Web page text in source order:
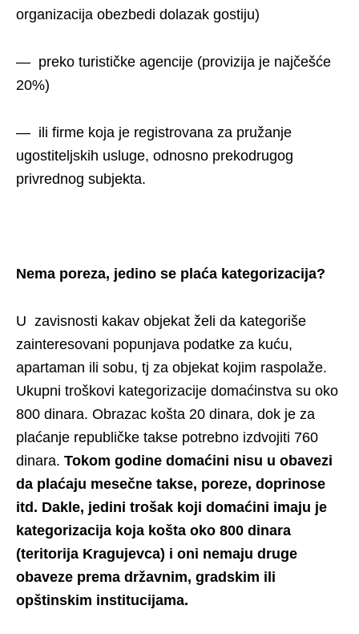
organizacija obezbedi dolazak gostiju)
— preko turističke agencije (provizija je najčešće
20%)
— ili firme koja je registrovana za pružanje
ugostiteljskih usluge, odnosno prekodrugog
privrednog subjekta.
Nema poreza, jedino se plaća kategorizacija?
U zavisnosti kakav objekat želi da kategoriše
zainteresovani popunjava podatke za kuću,
apartaman ili sobu, tj za objekat kojim raspolaže.
Ukupni troškovi kategorizacije domaćinstva su oko
800 dinara. Obrazac košta 20 dinara, dok je za
plaćanje republičke takse potrebno izdvojiti 760
dinara. Tokom godine domaćini nisu u obavezi
da plaćaju mesečne takse, poreze, doprinose
itd. Dakle, jedini trošak koji domaćini imaju je
kategorizacija koja košta oko 800 dinara
(teritorija Kragujevca) i oni nemaju druge
obaveze prema državnim, gradskim ili
opštinskim institucijama.